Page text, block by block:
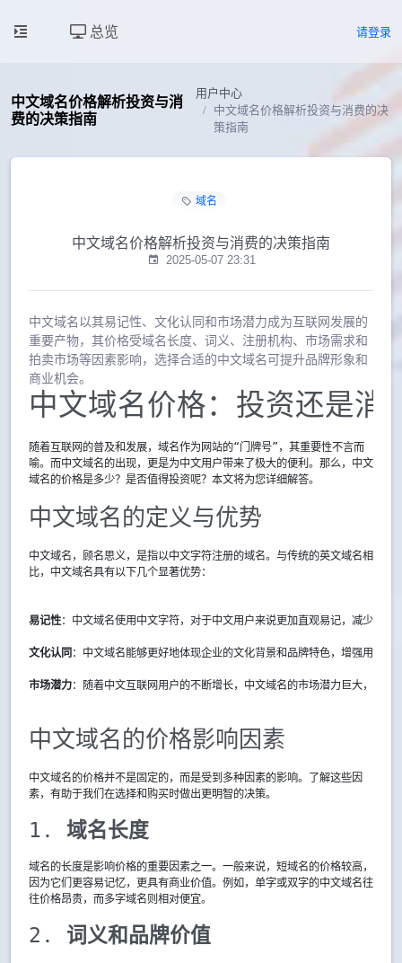
总览 请登录
中文域名价格解析投资与消
费的决策指南
用户中心
中文域名价格解析投资与消费的决
策指南
域名
中文域名价格解析投资与消费的决策指南
2025-05-07 23:31
中文域名以其易记性、文化认同和市场潜力成为互联网发展的
重要产物，其价格受域名长度、词义、注册机构、市场需求和
拍卖市场等因素影响，选择合适的中文域名可提升品牌形象和
商业机会。
中文域名价格：投资还是消
随着互联网的普及和发展，域名作为网站的“门牌号”，其重要性不言而
喻。而中文域名的出现，更是为中文用户带来了极大的便利。那么，中文
域名的价格是多少？是否值得投资呢？本文将为您详细解答。
中文域名的定义与优势
中文域名，顾名思义，是指以中文字符注册的域名。与传统的英文域名相
比，中文域名具有以下几个显著优势：
易记性：中文域名使用中文字符，对于中文用户来说更加直观易记，减少了记
文化认同 ：中文域名能够更好地体现企业的文化背景和品牌特色，增强用户的
市场潜力：随着中文互联网用户的不断增长，中文域名的市场潜力巨大，有望
中文域名的价格影响因素
中文域名的价格并不是固定的，而是受到多种因素的影响。了解这些因
素，有助于我们在选择和购买时做出更明智的决策。
1. 域名长度
域名的长度是影响价格的重要因素之一。一般来说，短域名的价格较高，
因为它们更容易记忆，更具有商业价值。例如，单字或双字的中文域名往
往价格昂贵，而多字域名则相对便宜。
2. 词义和品牌价值